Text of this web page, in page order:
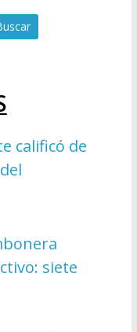
calificó de
siete